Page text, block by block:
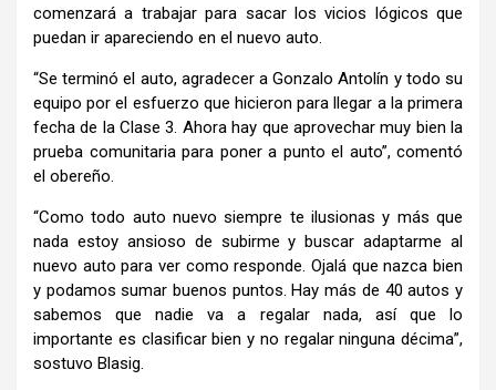
comenzará a trabajar para sacar los vicios lógicos que
puedan ir apareciendo en el nuevo auto.
“Se terminó el auto, agradecer a Gonzalo Antolín y todo su
equipo por el esfuerzo que hicieron para llegar a la primera
fecha de la Clase 3. Ahora hay que aprovechar muy bien la
prueba comunitaria para poner a punto el auto”, comentó
el obereño.
“Como todo auto nuevo siempre te ilusionas y más que
nada estoy ansioso de subirme y buscar adaptarme al
nuevo auto para ver como responde. Ojalá que nazca bien
y podamos sumar buenos puntos. Hay más de 40 autos y
sabemos que nadie va a regalar nada, así que lo
importante es clasificar bien y no regalar ninguna décima”,
sostuvo Blasig.